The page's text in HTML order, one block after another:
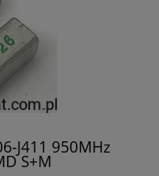
J411 950MHz
S+M